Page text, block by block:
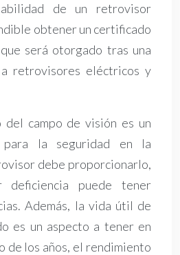
de un retrovisor
obtener un certificado
será otorgado tras una
retrovisores eléctricos y
del campo de visión es un
la seguridad en la
debe proporcionarlo,
deficiencia puede tener
Además, la vida útil de
es un aspecto a tener en
de los años, el rendimiento